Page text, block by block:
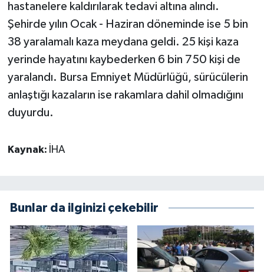
hastanelere kaldırılarak tedavi altına alındı.
Şehirde yılın Ocak - Haziran döneminde ise 5 bin
38 yaralamalı kaza meydana geldi. 25 kişi kaza
yerinde hayatını kaybederken 6 bin 750 kişi de
yaralandı. Bursa Emniyet Müdürlüğü, sürücülerin
anlaştığı kazaların ise rakamlara dahil olmadığını
duyurdu.
Kaynak: İHA
Bunlar da ilginizi çekebilir